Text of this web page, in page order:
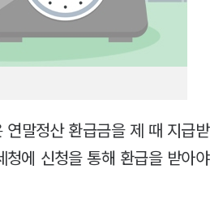
연말정산 환급금을 제 때 지급받
에 신청을 통해 환급을 받아야